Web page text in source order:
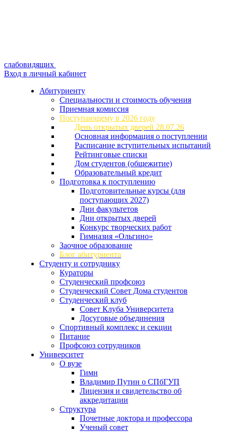
слабовидящих
Вход в личный кабинет
Абитуриенту
Специальности и стоимость обучения
Приемная комиссия
Поступающему в 2026 году
День открытых дверей 28.07.26
Основная информация о поступлении
Расписание вступительных испытаний
Рейтинговые списки
Дом студентов (общежитие)
Образовательный кредит
Подготовка к поступлению
Подготовительные курсы (для
поступающих 2027)
Дни факультетов
Дни открытых дверей
Конкурс творческих работ
Гимназия «Ольгино»
Заочное образование
Блог абитуриента
Студенту и сотруднику
Кураторы
Студенческий профсоюз
Студенческий Совет Дома студентов
Студенческий клуб
Совет Клуба Университета
Досуговые объединения
Спортивный комплекс и секции
Питание
Профсоюз сотрудников
Университет
О вузе
Гимн
Владимир Путин о СПбГУП
Лицензия и свидетельство об
аккредитации
Структура
Почетные доктора и профессора
Ученый совет